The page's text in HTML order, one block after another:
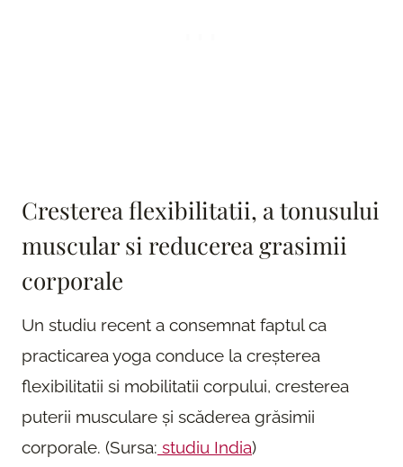
Cresterea flexibilitatii, a tonusului
muscular si reducerea grasimii
corporale
Un studiu recent a consemnat faptul ca
practicarea yoga conduce la creșterea
flexibilitatii si mobilitatii corpului, cresterea
puterii musculare și scăderea grăsimii
corporale. (Sursa: studiu India)